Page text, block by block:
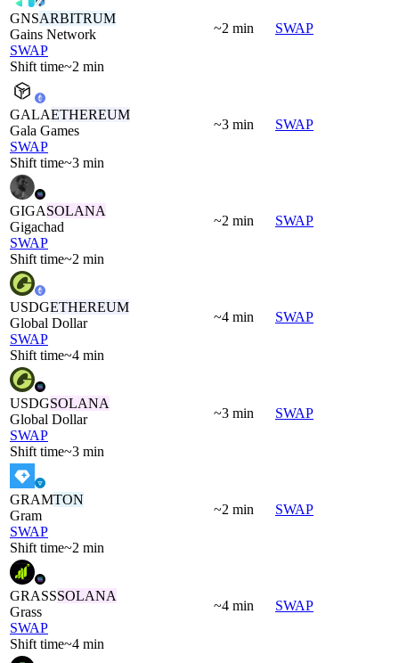
GNSARBITRUM
Gains Network
SWAP
Shift time~2 min
~2 min SWAP
GALAETHEREUM
Gala Games
SWAP
Shift time~3 min
~3 min SWAP
GIGASOLANA
Gigachad
SWAP
Shift time~2 min
~2 min SWAP
USDGETHEREUM
Global Dollar
SWAP
Shift time~4 min
~4 min SWAP
USDGSOLANA
Global Dollar
SWAP
Shift time~3 min
~3 min SWAP
GRAMTON
Gram
SWAP
Shift time~2 min
~2 min SWAP
GRASSSOLANA
Grass
SWAP
Shift time~4 min
~4 min SWAP